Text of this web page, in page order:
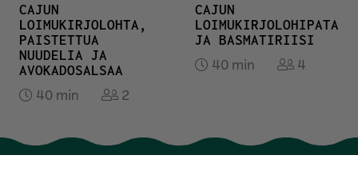
CAJUN
LOIMUKIRJOLOHTA,
PAISTETTUA
NUUDELIA JA
AVOKADOSALSAA
40 min
2
CAJUN
LOIMUKIRJOLOHIPATA
JA BASMATIRIISI
40 min
4